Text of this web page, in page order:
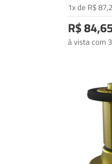
1x de R$87
R$
à vista com